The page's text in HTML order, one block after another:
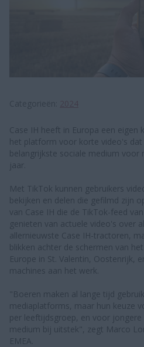
Case IH heeft in Europa een eigen
het platform voor korte video's
belangrijkste sociale medium voor
jaar.
Met TikTok kunnen gebruikers
bekijken en delen die gefilmd zijn
van Case IH die de TikTok-feed
genieten van actuele video's over
allernieuwste Case IH-tractoren,
blikken achter de schermen van
Europe in St. Valentin, Oostenrijk,
machines aan het werk.
"Boeren maken al lange tijd
mediaplatforms, maar hun keuze
per leeftijdsgroep, en voor
medium bij uitstek", zegt Marco
EMEA.